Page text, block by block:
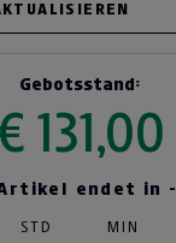
Gebotsstand:
131,00
endet in -
STD MIN